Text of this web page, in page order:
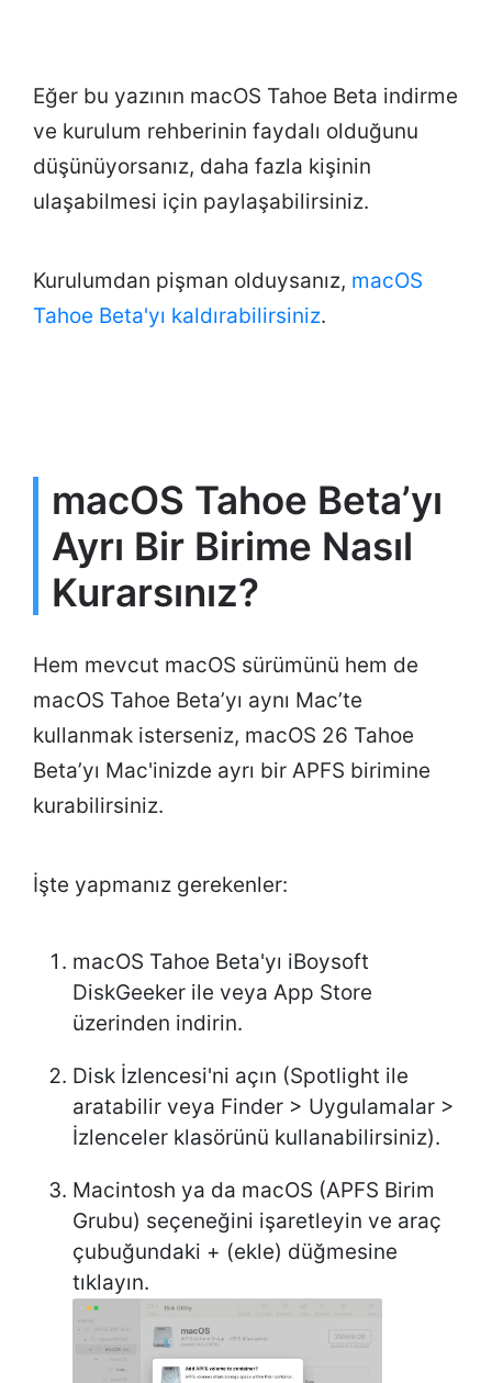
Eğer bu yazının macOS Tahoe Beta indirme
ve kurulum rehberinin faydalı olduğunu
düşünüyorsanız, daha fazla kişinin
ulaşabilmesi için paylaşabilirsiniz.
Kurulumdan pişman olduysanız, macOS
Tahoe Beta'yı kaldırabilirsiniz.
macOS Tahoe Beta’yı
Ayrı Bir Birime Nasıl
Kurarsınız?
Hem mevcut macOS sürümünü hem de
macOS Tahoe Beta’yı aynı Mac’te
kullanmak isterseniz, macOS 26 Tahoe
Beta’yı Mac'inizde ayrı bir APFS birimine
kurabilirsiniz.
İşte yapmanız gerekenler:
macOS Tahoe Beta'yı iBoysoft
DiskGeeker ile veya App Store
üzerinden indirin.
Disk İzlencesi'ni açın (Spotlight ile
aratabilir veya Finder > Uygulamalar >
İzlenceler klasörünü kullanabilirsiniz).
Macintosh ya da macOS (APFS Birim
Grubu) seçeneğini işaretleyin ve araç
çubuğundaki + (ekle) düğmesine
tıklayın.